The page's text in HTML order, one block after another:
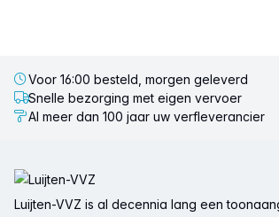
Voor 16:00 besteld, morgen geleverd
Snelle bezorging met eigen vervoer
Al meer dan 100 jaar uw verfleverancier
Luijten-VVZ is al decennia lang een